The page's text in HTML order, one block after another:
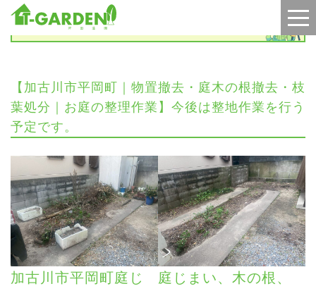
施工実績
【加古川市平岡町｜物置撤去・庭木の根撤去・枝
葉処分｜お庭の整理作業】今後は整地作業を行う
予定です。
加古川市平岡町庭じ
庭じまい、木の根、